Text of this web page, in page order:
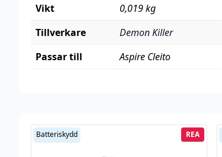
Vikt
0,019 kg
Tillverkare
Demon Killer
Passar till
Aspire Cleito
Batteriskydd REA